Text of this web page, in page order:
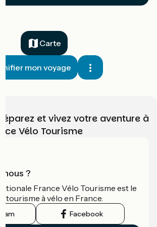
Carte
mon voyage
et vivez votre aventure à
Vélo Tourisme
nous ?
France Vélo Tourisme est le
tourisme à vélo en France.
Facebook